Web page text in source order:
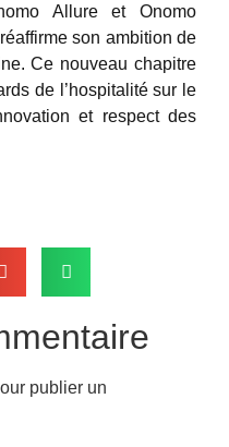
Allure et Onomo
son ambition de
Ce nouveau chapitre
de l’hospitalité sur le
et respect des
publier un